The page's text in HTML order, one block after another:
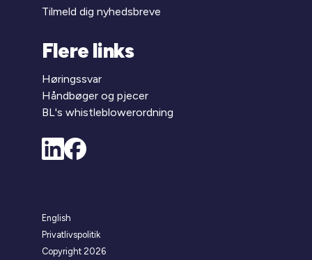
Tilmeld dig nyhedsbreve
Flere links
Høringssvar
Håndbøger og pjecer
BL's whistleblowerordning
English
Privatlivspolitik
Copyright 2026